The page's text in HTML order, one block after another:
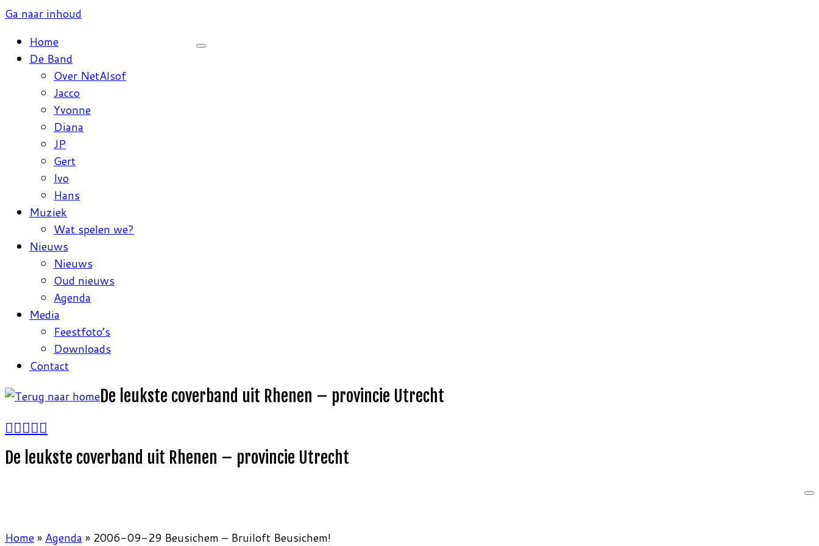
Ga naar inhoud
Home
De Band
Over NetAlsof
Jacco
Yvonne
Diana
JP
Gert
Ivo
Hans
Muziek
Wat spelen we?
Nieuws
Nieuws
Oud nieuws
Agenda
Media
Feestfoto’s
Downloads
Contact
De leukste coverband uit Rhenen – provincie Utrecht
De leukste coverband uit Rhenen – provincie Utrecht
Home» Agenda » 2006-09-29 Beusichem – Bruiloft Beusichem!